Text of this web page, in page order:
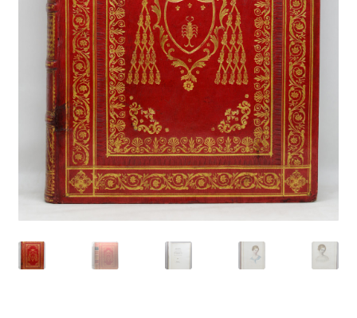
Catalogues